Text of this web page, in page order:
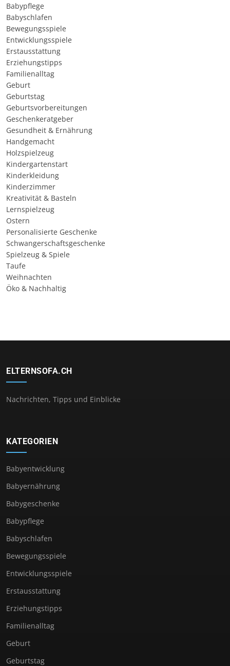
Babypflege
Babyschlafen
Bewegungsspiele
Entwicklungsspiele
Erstausstattung
Erziehungstipps
Familienalltag
Geburt
Geburtstag
Geburtsvorbereitungen
Geschenkeratgeber
Gesundheit & Ernährung
Handgemacht
Holzspielzeug
Kindergartenstart
Kinderkleidung
Kinderzimmer
Kreativität & Basteln
Lernspielzeug
Ostern
Personalisierte Geschenke
Schwangerschaftsgeschenke
Spielzeug & Spiele
Taufe
Weihnachten
Öko & Nachhaltig
ELTERNSOFA.CH
Nachrichten, Tipps und Einblicke
KATEGORIEN
Babyentwicklung
Babyernährung
Babygeschenke
Babypflege
Babyschlafen
Bewegungsspiele
Entwicklungsspiele
Erstausstattung
Erziehungstipps
Familienalltag
Geburt
Geburtstag